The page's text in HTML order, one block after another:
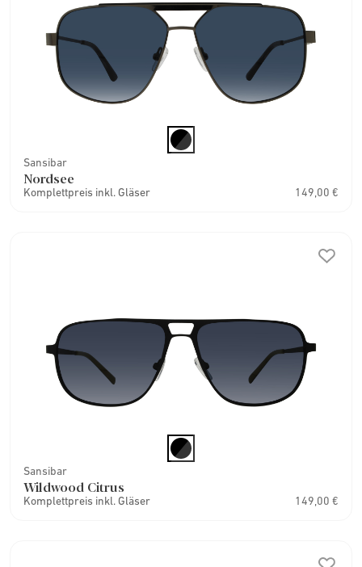
Sansibar
Nordsee
Komplettpreis inkl. Gläser 149,00 €
Sansibar
Wildwood Citrus
Komplettpreis inkl. Gläser 149,00 €